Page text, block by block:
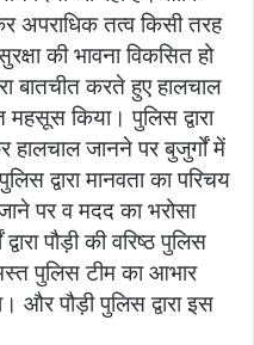
अपराधिक तत्व किसी तरह
की भावना विकसित हो
बातचीत करते हुए हालचाल
किया। पुलिस द्वारा
जानने पर बुजुर्गों में
द्वारा मानवता का परिचय
पर व मदद का भरोसा
पौड़ी की वरिष्ठ पुलिस
पुलिस टीम का आभार
और पौड़ी पुलिस द्वारा इस